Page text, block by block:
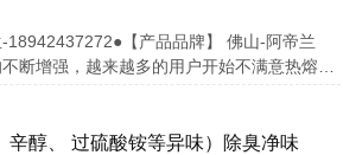
【产品品牌】 佛山-阿帝兰
断增强，越来越多的用户开始不满意热熔…
醇、 过硫酸铵等异味）除臭净味